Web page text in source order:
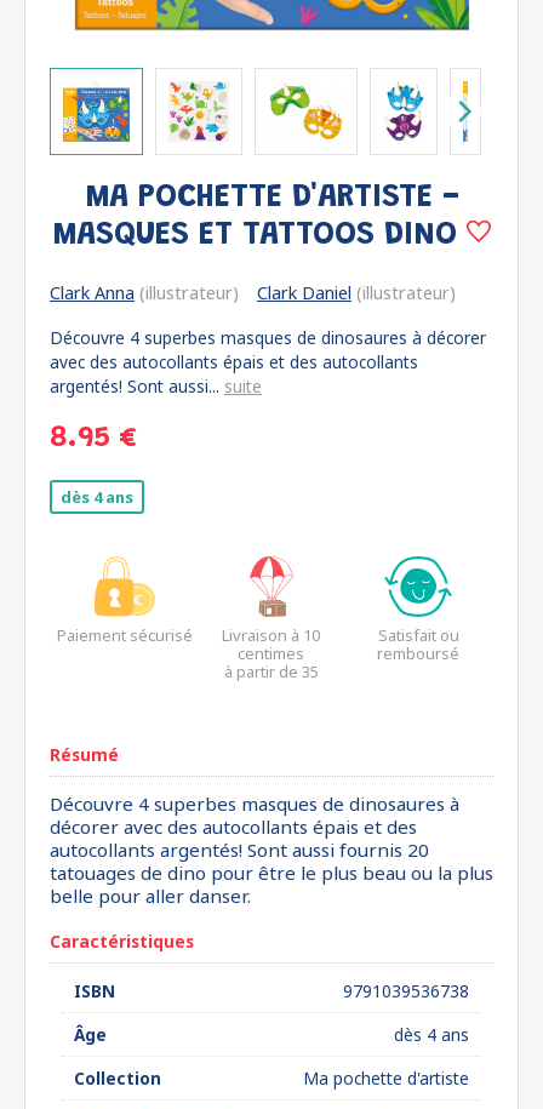
MA POCHETTE D'ARTISTE -
MASQUES ET TATTOOS DINO
Clark Anna (illustrateur) Clark Daniel (illustrateur)
Découvre 4 superbes masques de dinosaures à décorer
avec des autocollants épais et des autocollants
argentés! Sont aussi... suite
8.95 €
dès 4 ans
Paiement sécurisé
Livraison à 10
centimes
à partir de 35
Satisfait ou
remboursé
Résumé
Découvre 4 superbes masques de dinosaures à
décorer avec des autocollants épais et des
autocollants argentés! Sont aussi fournis 20
tatouages de dino pour être le plus beau ou la plus
belle pour aller danser.
Caractéristiques
ISBN
9791039536738
Âge
dès 4 ans
Collection
Ma pochette d'artiste